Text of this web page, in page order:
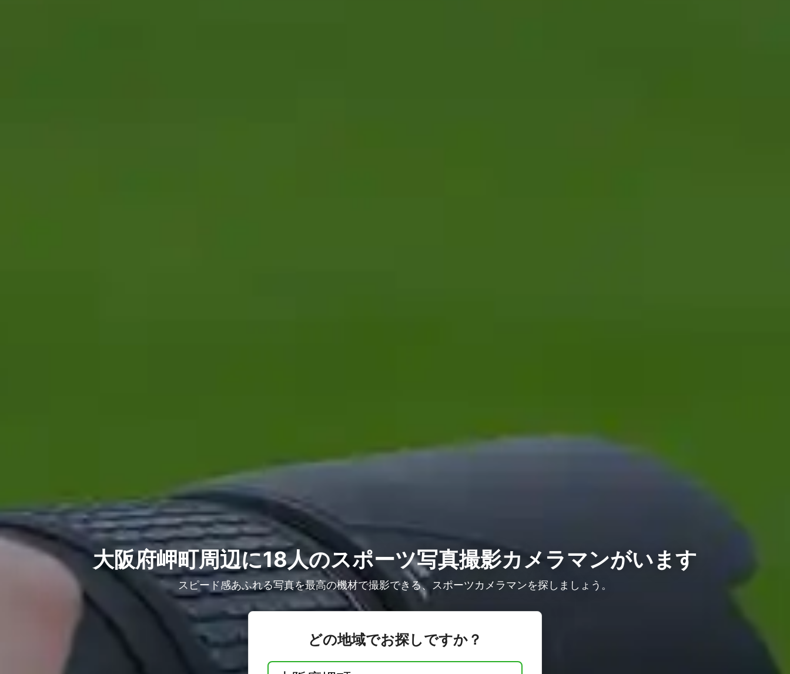
大阪府岬町周辺に18人のスポーツ写真撮影カメラマンがいます
スピード感あふれる写真を最高の機材で撮影できる、スポーツカメラマンを探しましょう。
どの地域でお探しですか？